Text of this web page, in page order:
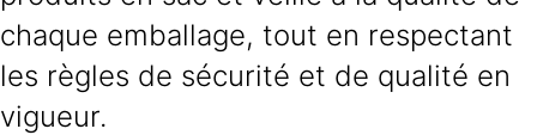
chaque emballage, tout en respectant
les règles de sécurité et de qualité en
vigueur.